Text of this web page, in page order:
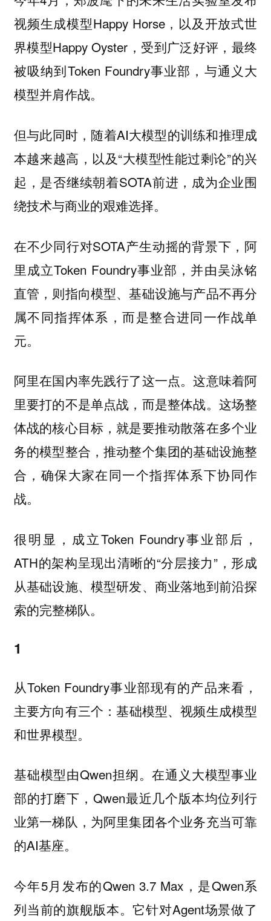
视频生成模型Happy Horse，以及开放式世
界模型Happy Oyster，受到广泛好评，最终
被吸纳到Token Foundry事业部，与通义大
模型并肩作战。
但与此同时，随着AI大模型的训练和推理成
本越来越高，以及“大模型性能过剩论”的兴
起，是否继续朝着SOTA前进，成为企业围
绕技术与商业的艰难选择。
在不少同行对SOTA产生动摇的背景下，阿
里成立Token Foundry事业部，并由吴泳铭
直管，则指向模型、基础设施与产品不再分
属不同指挥体系，而是整合进同一作战单
元。
阿里在国内率先践行了这一点。这意味着阿
里要打的不是单点战，而是整体战。这场整
体战的核心目标，就是要推动散落在多个业
务的模型整合，推动整个集团的基础设施整
合，确保大家在同一个指挥体系下协同作
战。
很明显，成立Token Foundry事业部后，
ATH的架构呈现出清晰的“分层接力”，形成
从基础设施、模型研发、商业落地到前沿探
索的完整梯队。
1
从Token Foundry事业部现有的产品来看，
主要方向有三个：基础模型、视频生成模型
和世界模型。
基础模型由Qwen担纲。在通义大模型事业
部的打磨下，Qwen最近几个版本均位列行
业第一梯队，为阿里集团各个业务充当可靠
的AI基座。
今年5月发布的Qwen 3.7 Max，是Qwen系
列当前的旗舰版本。它针对Agent场景做了